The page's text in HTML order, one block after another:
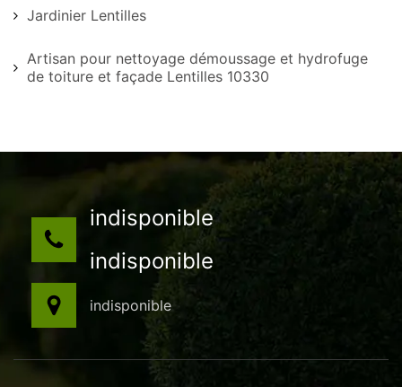
Jardinier Lentilles
Artisan pour nettoyage démoussage et hydrofuge
de toiture et façade Lentilles 10330
indisponible
indisponible
indisponible